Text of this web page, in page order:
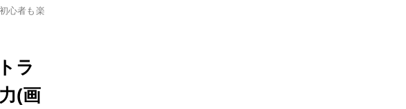
心者も楽しめる！『トランスフォーマー／ONE』“王道”が詰まった物語の魅力
ラ
(画